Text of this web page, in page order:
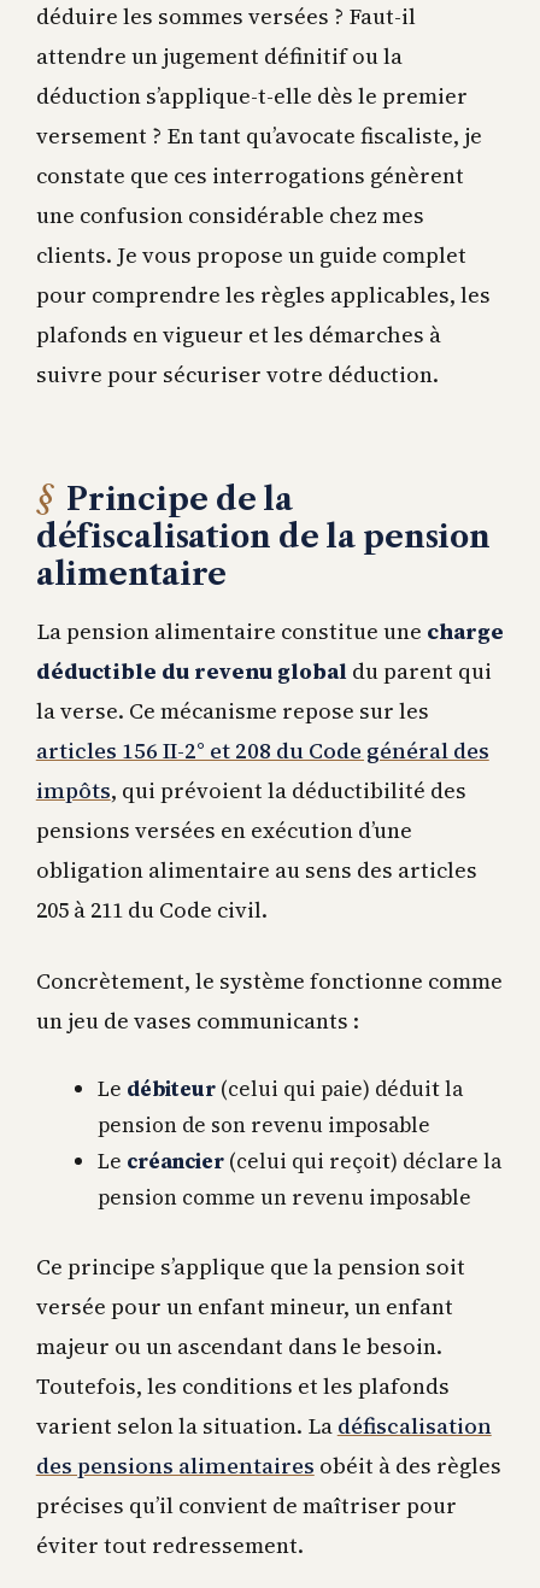
déduire les sommes versées ? Faut-il
attendre un jugement définitif ou la
déduction s’applique-t-elle dès le premier
versement ? En tant qu’avocate fiscaliste, je
constate que ces interrogations génèrent
une confusion considérable chez mes
clients. Je vous propose un guide complet
pour comprendre les règles applicables, les
plafonds en vigueur et les démarches à
suivre pour sécuriser votre déduction.
Principe de la
défiscalisation de la pension
alimentaire
La pension alimentaire constitue une charge
déductible du revenu globaldu parent qui
la verse. Ce mécanisme repose sur les
articles 156 II-2° et 208 du Code général des
impôts, qui prévoient la déductibilité des
pensions versées en exécution d’une
obligation alimentaire au sens des articles
205 à 211 du Code civil.
Concrètement, le système fonctionne comme
un jeu de vases communicants :
Le débiteur(celui qui paie) déduit la
pension de son revenu imposable
Le créancier(celui qui reçoit) déclare la
pension comme un revenu imposable
Ce principe s’applique que la pension soit
versée pour un enfant mineur, un enfant
majeur ou un ascendant dans le besoin.
Toutefois, les conditions et les plafonds
varient selon la situation. La défiscalisation
des pensions alimentaires obéit à des règles
précises qu’il convient de maîtriser pour
éviter tout redressement.